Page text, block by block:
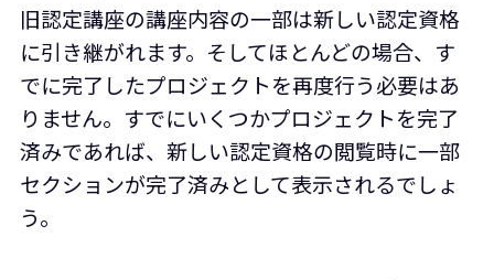
旧認定講座の講座内容の一部は新しい認定資格
に引き継がれます。そしてほとんどの場合、す
でに完了したプロジェクトを再度行う必要はあ
りません。すでにいくつかプロジェクトを完了
済みであれば、新しい認定資格の閲覧時に一部
セクションが完了済みとして表示されるでしょ
う。